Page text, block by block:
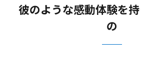
彼のような感動体験を
の